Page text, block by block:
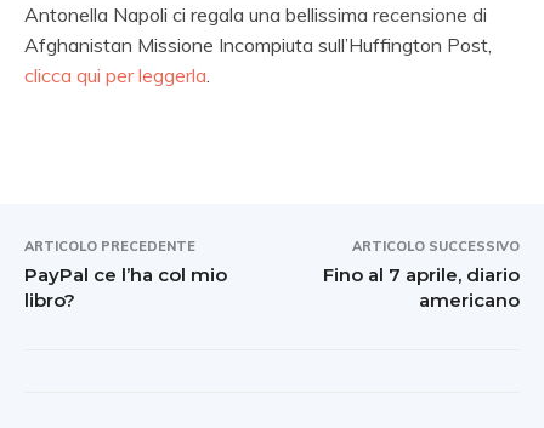
Antonella Napoli ci regala una bellissima recensione di
Afghanistan Missione Incompiuta sull’Huffington Post,
clicca qui per leggerla
ARTICOLO PRECEDENTE
PayPal ce l’ha col mio
libro?
ARTICOLO SUCCESSIVO
Fino al 7 aprile, diario
americano